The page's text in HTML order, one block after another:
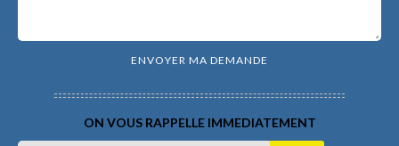
ON VOUS RAPPELLE IMMEDIATEMENT